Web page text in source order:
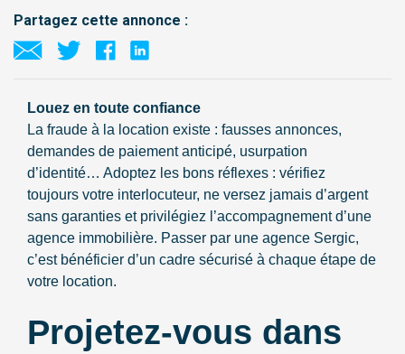
Partagez cette annonce :
Louez en toute confiance
La fraude à la location existe : fausses annonces,
demandes de paiement anticipé, usurpation
d’identité… Adoptez les bons réflexes : vérifiez
toujours votre interlocuteur, ne versez jamais d’argent
sans garanties et privilégiez l’accompagnement d’une
agence immobilière. Passer par une agence Sergic,
c’est bénéficier d’un cadre sécurisé à chaque étape de
votre location.
Projetez-vous dans